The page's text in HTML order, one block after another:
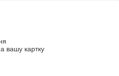
вашу картку